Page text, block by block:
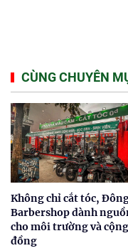
CÙNG CHUYÊN
Không chỉ cắt tóc,
Barbershop dành
cho môi trường và cộng
đồng